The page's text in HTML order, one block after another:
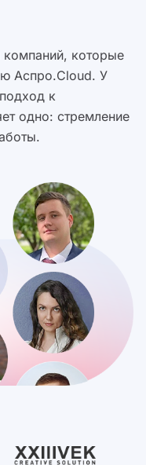
которые
Аспро.Cloud. У
к
одно: стремление